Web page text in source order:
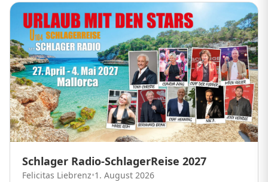
Schlager Radio-SchlagerReise 2027
Felicitas Liebrenz•1. August 2026